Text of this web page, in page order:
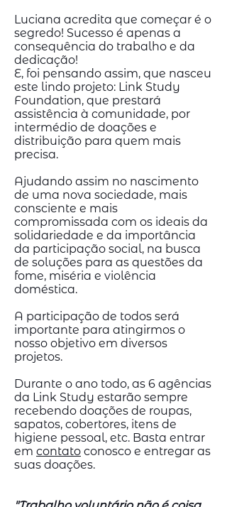
Luciana acredita que começar é o
segredo! Sucesso é apenas a
consequência do trabalho e da
dedicação!
E, foi pensando assim, que nasceu
este lindo projeto: Link Study
Foundation, que prestará
assistência à comunidade, por
intermédio de doações e
distribuição para quem mais
precisa.
Ajudando assim no nascimento
de uma nova sociedade, mais
consciente e mais
compromissada com os ideais da
solidariedade e da importância
da participação social, na busca
de soluções para as questões da
fome, miséria e violência
doméstica.
A participação de todos será
importante para atingirmos o
nosso objetivo em diversos
projetos.
Durante o ano todo, as 6 agências
da Link Study estarão sempre
recebendo doações de roupas,
sapatos, cobertores, itens de
higiene pessoal, etc. Basta entrar
em contato conosco e entregar as
suas doações.